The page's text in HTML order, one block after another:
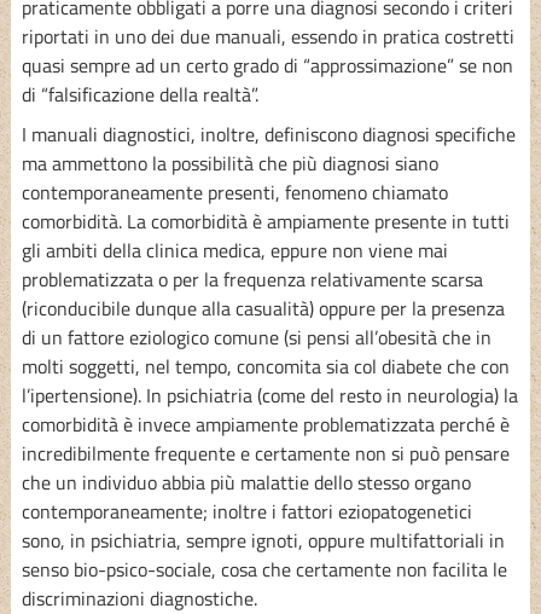
praticamente obbligati a porre una diagnosi secondo i criteri
riportati in uno dei due manuali, essendo in pratica costretti
quasi sempre ad un certo grado di “approssimazione” se non
di “falsificazione della realtà”.
I manuali diagnostici, inoltre, definiscono diagnosi specifiche
ma ammettono la possibilità che più diagnosi siano
contemporaneamente presenti, fenomeno chiamato
comorbidità. La comorbidità è ampiamente presente in tutti
gli ambiti della clinica medica, eppure non viene mai
problematizzata o per la frequenza relativamente scarsa
(riconducibile dunque alla casualità) oppure per la presenza
di un fattore eziologico comune (si pensi all’obesità che in
molti soggetti, nel tempo, concomita sia col diabete che con
l’ipertensione). In psichiatria (come del resto in neurologia) la
comorbidità è invece ampiamente problematizzata perché è
incredibilmente frequente e certamente non si può pensare
che un individuo abbia più malattie dello stesso organo
contemporaneamente; inoltre i fattori eziopatogenetici
sono, in psichiatria, sempre ignoti, oppure multifattoriali in
senso bio-psico-sociale, cosa che certamente non facilita le
discriminazioni diagnostiche.